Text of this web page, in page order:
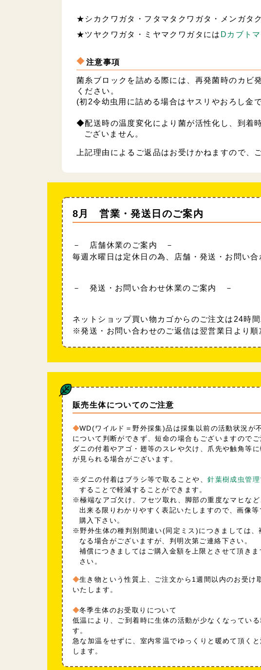
★シカクワガタ・フタマタクワガタ・メンガタ
★ツヤクワガタ・ミヤマクワガタには Dカブトマ
注意事項
菌糸ブロックを詰める際には、再発菌時のカビ
ください。
(初2令幼虫用に詰める場合はヤスリやおろし金
◆配送時の温度変化により菌が活性化し、到着
ございません。
上記理由によるご返品はお受けかねますので、
8月 営業・発送日のご案内
－ 店舗休業のご案内 －
毎週水曜日は定休日の為、店舗・発送・お問い
－ 発送・お問い合わせ休業のご案内 －
ネットショップ買い物カゴからのご注文は24時間
※発送・お問い合わせのご返信は翌営業日より順
販売生体についてのご注意
WD(ワイルド＝野外採集)品は採集以前の活動状況が
について判断ができず、短命の場合もございますのでご
ダニの付着やアゴ・翅等のスレや欠け、爪先や触角等
が見られる場合がございます。
※ダニの付着はブラシ等で取ることや、針葉樹成虫管理
することで軽減することができます。
※極端なアゴ欠け、フセツ取れ、脚部の重度なマヒなど
出来る限りわかりやすく表記いたしますので、画像
購入下さい。
※野外生体の種判別間違い(同定ミス)につきましては、
なる場合がございますが、判明次第ご連絡下さい。
補償につきましてはご購入金額を上限とさせて頂き
さい。
生き物という性質上、ご注文から1週間以内のお受け
いたします。
冬季生体のお受取りについて
低温により、ご到着時に生体の活動が少なくなっている
す。
急な加温をせずに、室内常温でゆっくりと暖めて頂く
します。